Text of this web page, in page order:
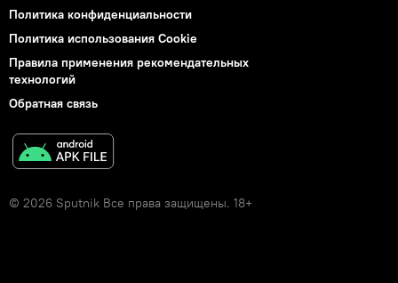
Политика конфиденциальности
Политика использования Cookie
Правила применения рекомендательных
технологий
Обратная связь
© 2026 Sputnik Все права защищены. 18+